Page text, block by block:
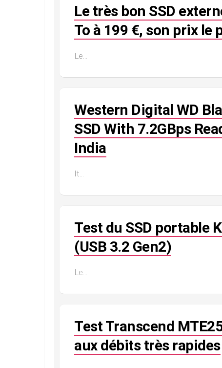
Le très bon SSD
To à 199 €, son prix le
Le...
Western Digital WD
SSD With 7.2GBps
India
It...
Test du SSD portable
(USB 3.2 Gen2)
Le...
Test Transcend
aux débits très rapides